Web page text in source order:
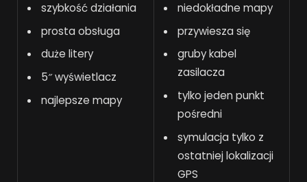
szybkość działania
prosta obsługa
duże litery
5″ wyświetlacz
najlepsze mapy
niedokładne mapy
przywiesza się
gruby kabel
zasilacza
tylko jeden punkt
pośredni
symulacja tylko z
ostatniej lokalizacji
GPS